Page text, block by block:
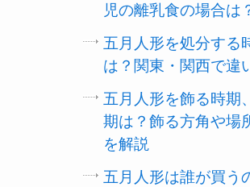
児の離乳食の場合は
五月人形を処分する
は？関東・関西で違
五月人形を飾る時期
期は？飾る方角や場
を解説
五月人形は誰が買う